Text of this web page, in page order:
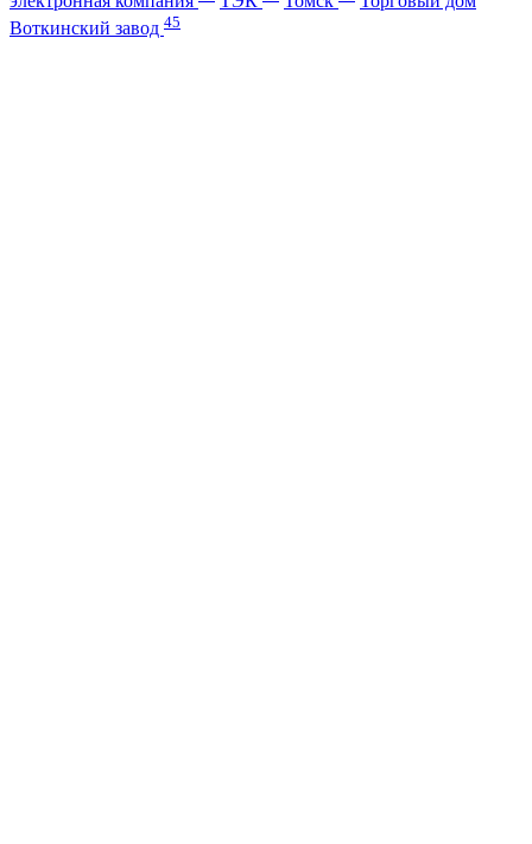
Воткинский завод 45